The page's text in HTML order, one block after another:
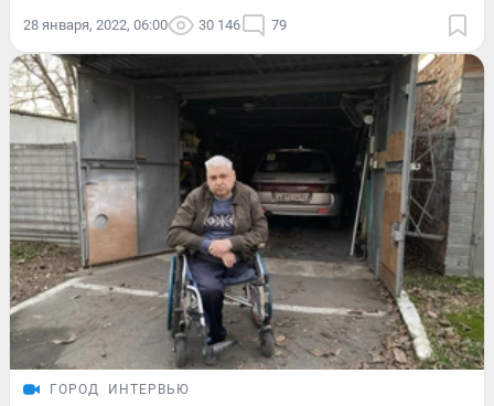
28 января, 2022, 06:00 30 146 79
ГОРОД ИНТЕРВЬЮ